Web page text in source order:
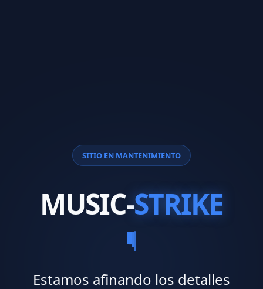
SITIO EN MANTENIMIENTO
MUSIC-STRIKE
Estamos afinando los detalles